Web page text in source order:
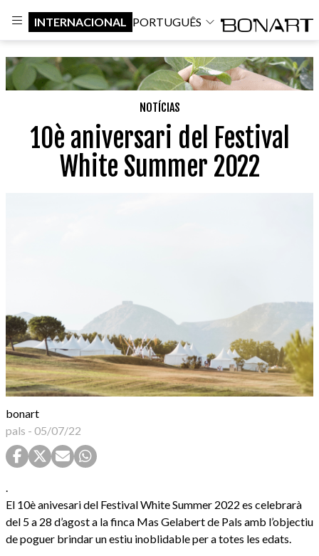
INTERNACIONAL PORTUGUÊS
NOTÍCIAS
10è aniversari del Festival
White Summer 2022
bonart
pals - 05/07/22
El 10è anivesari del Festival White Summer 2022 es celebrarà
del 5 a 28 d’agost a la finca Mas Gelabert de Pals amb l’objectiu
de poguer brindar un estiu inoblidable per a totes les edats.